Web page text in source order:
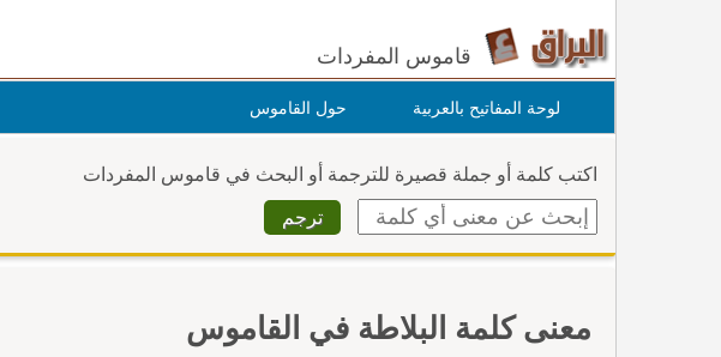
قاموس المفردات
لوحة المفاتيح بالعربية حول القاموس
اكتب كلمة أو جملة قصيرة للترجمة أو البحث في قاموس المفردات
معنى كلمة البلاطة في القاموس